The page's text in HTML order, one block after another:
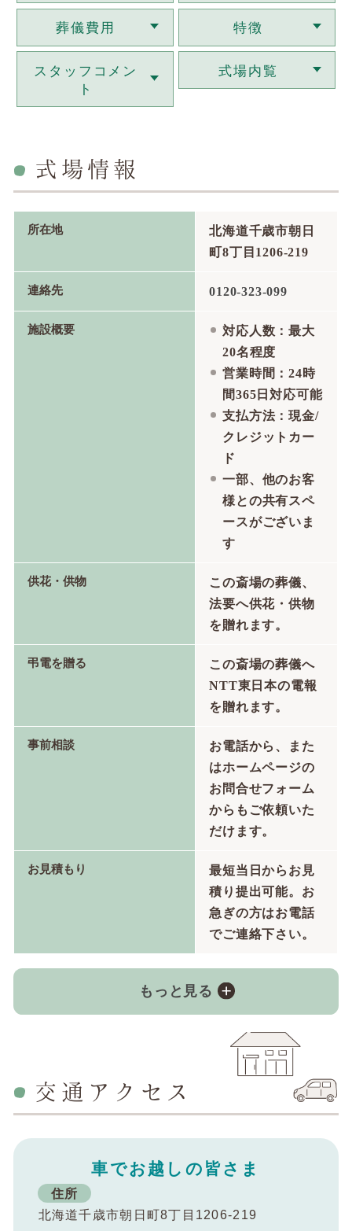
葬儀費用 特徴
スタッフコメン
ト
式場内覧
式場情報
所在地
北海道千歳市朝日
町8丁目1206-219
連絡先 0120-323-099
施設概要
対応人数：最大
20名程度
営業時間：24時
間365日対応可能
支払方法：現金/
クレジットカー
ド
一部、他のお客
様との共有スペ
ースがございま
す
供花・供物
この斎場の葬儀、
法要へ供花・供物
を贈れます。
弔電を贈る
この斎場の葬儀へ
NTT東日本の電報
を贈れます。
事前相談
お電話から、また
はホームページの
お問合せフォーム
からもご依頼いた
だけます。
お見積もり
最短当日からお見
積り提出可能。お
急ぎの方はお電話
でご連絡下さい。
もっと見る
交通アクセス
車でお越しの皆さま
住所
北海道千歳市朝日町8丁目1206-219